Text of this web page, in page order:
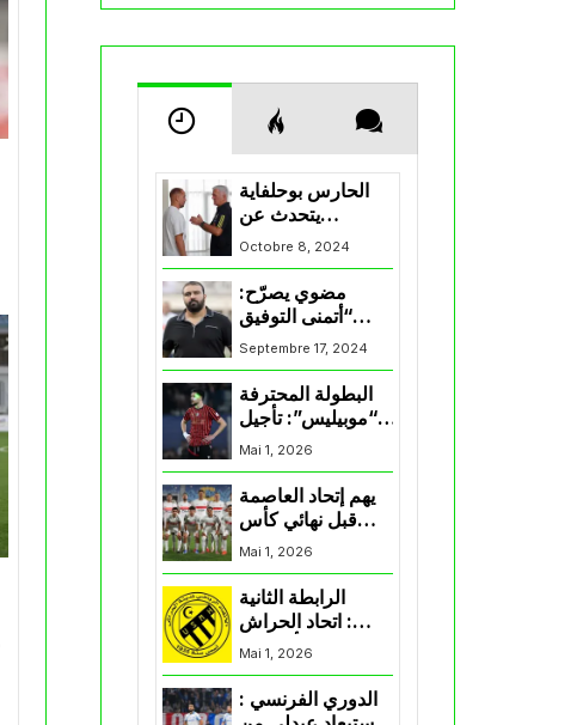
الحارس بوحلفاية
يتحدث عن
طموحاته مع
المنتخب و شباب
قسنطينة
Octobre 8, 2024
مضوي يصرّح:
“أتمنى التوفيق
لممثلي الكرة
الجزائرية في
Septembre 17, 2024
البطولة المحترفة
“موبيليس”: تأجيل
مباراة إتحاد
العاصمة وأتلتيك
بارادو
Mai 1, 2026
يهم إتحاد العاصمة
قبل نهائي كأس
اكاف : الزمالك
يسقط بثلاثية أمام
Mai 1, 2026
الرابطة الثانية
: اتحاد الحراش
يحسم التأهل إلى
“البلاي أوف”
Mai 1, 2026
الدوري الفرنسي :